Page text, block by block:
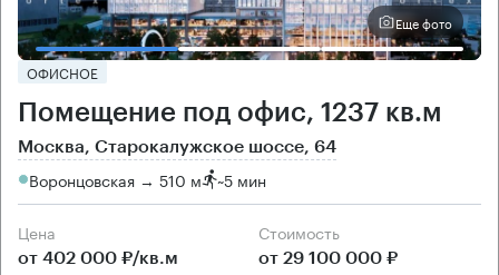
Еще фото
ОФИСНОЕ
Помещение под офис, 1237 кв.м
Москва, Старокалужское шоссе, 64
Воронцовская → 510 м ~5 мин
Цена
от 402 000 ₽/кв.м
Cтоимость
от 29 100 000 ₽